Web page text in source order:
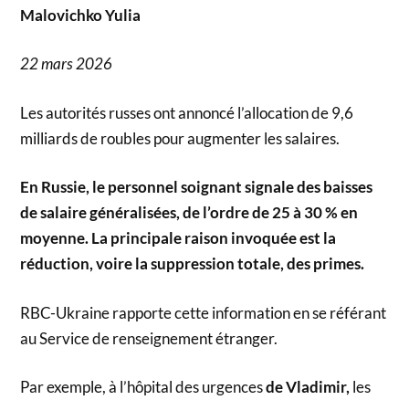
Malovichko Yulia
22 mars 2026
Les autorités russes ont annoncé l’allocation de 9,6
milliards de roubles pour augmenter les salaires.
En Russie, le personnel soignant signale des baisses
de salaire généralisées, de l’ordre de 25 à 30 % en
moyenne. La principale raison invoquée est la
réduction, voire la suppression totale, des primes.
RBC-Ukraine rapporte cette information en se référant
au Service de renseignement étranger.
Par exemple, à l’hôpital des urgencesde Vladimir,les